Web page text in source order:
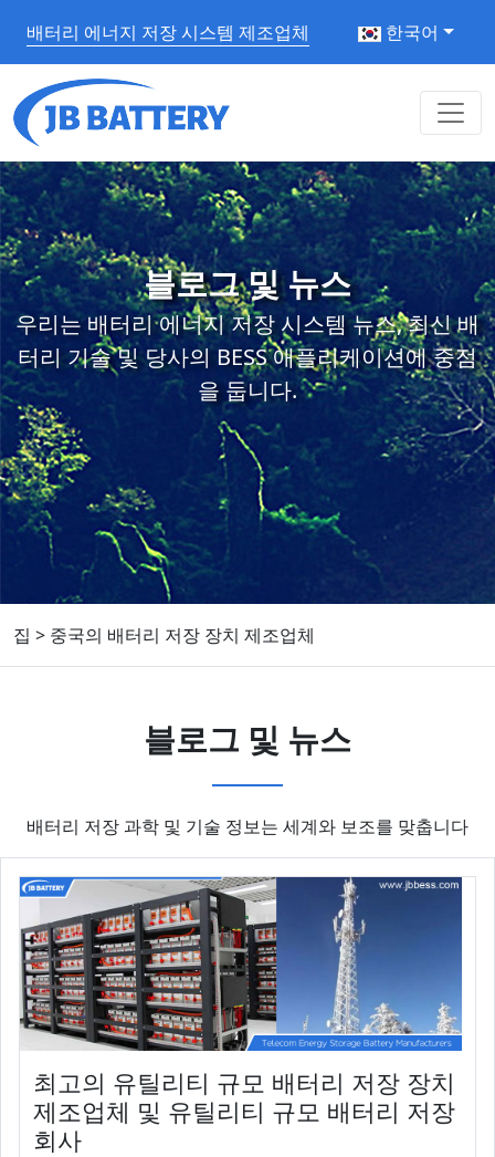
배터리 에너지 저장 시스템 제조업체 한국어
블로그 및 뉴스
우리는 배터리 에너지 저장 시스템 뉴스, 최신 배
터리 기술 및 당사의 BESS 애플리케이션에 중점
을 둡니다.
집 > 중국의 배터리 저장 장치 제조업체
블로그 및 뉴스
배터리 저장 과학 및 기술 정보는 세계와 보조를 맞춥니다
최고의 유틸리티 규모 배터리 저장 장치
제조업체 및 유틸리티 규모 배터리 저장
회사